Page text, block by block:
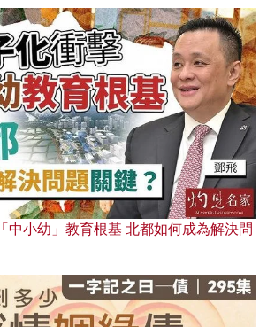
中小幼」教育根基 北都如何成為解決問